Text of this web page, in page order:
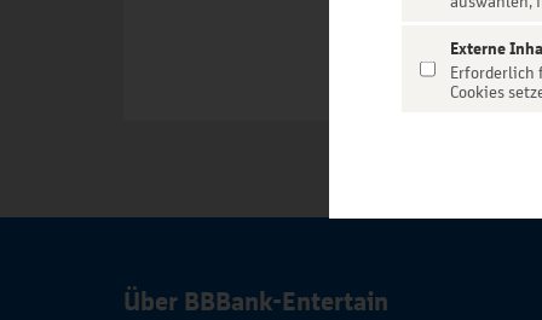
Über BBBank-Entertain
Externe
Erforderlich
Cookies